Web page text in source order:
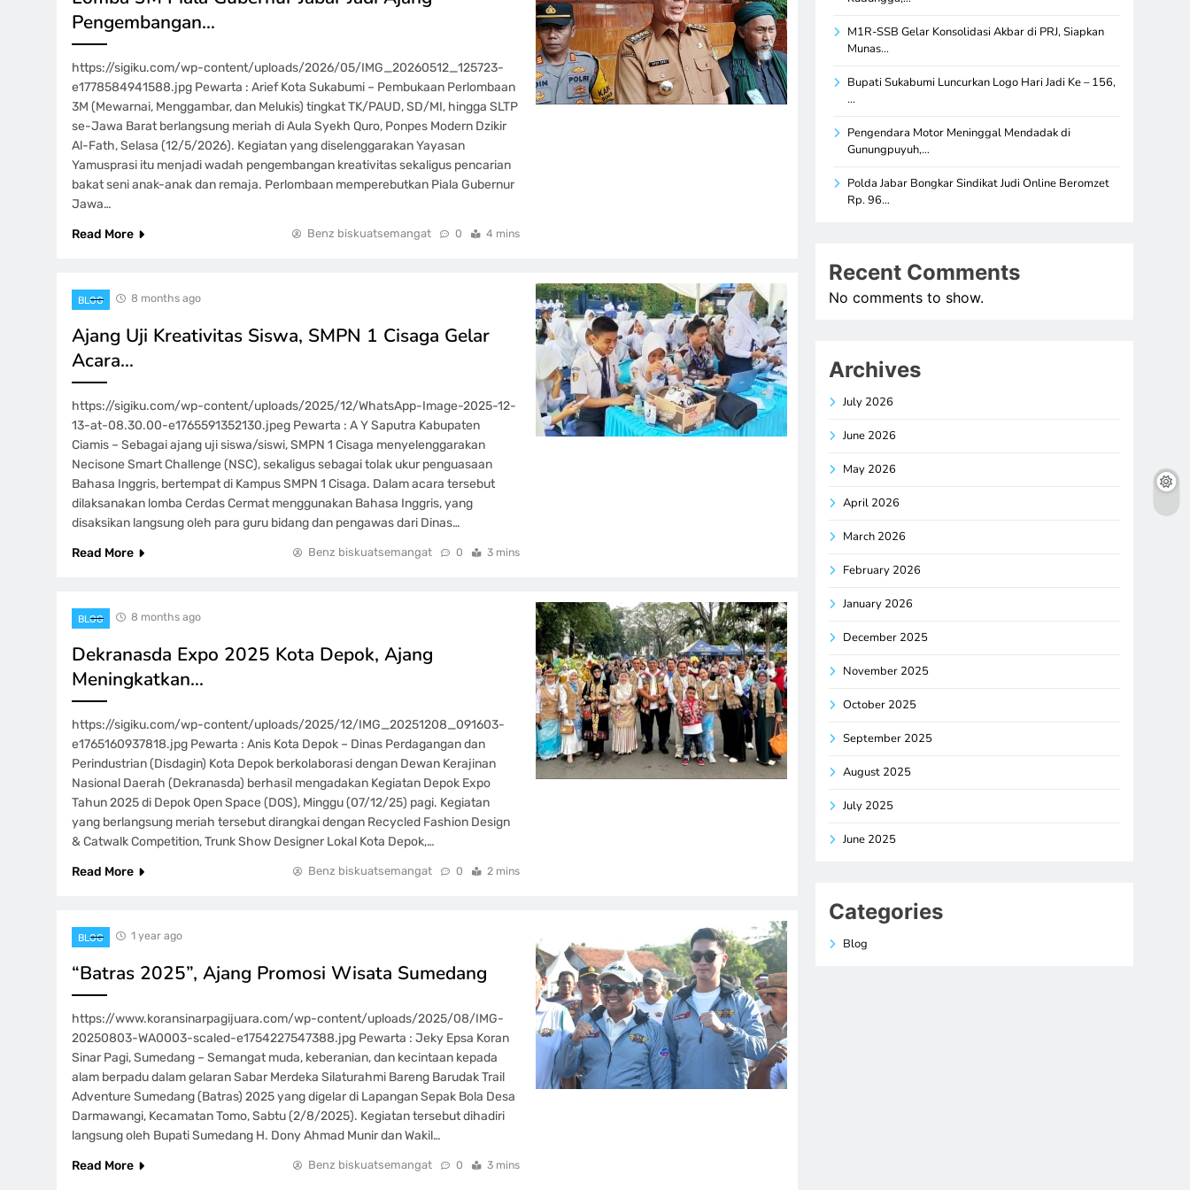
Pengembangan…
https://sigiku.com/wp-content/uploads/2026/05/IMG_20260512_125723-
e1778584941588.jpg Pewarta : Arief Kota Sukabumi – Pembukaan Perlombaan
3M (Mewarnai, Menggambar, dan Melukis) tingkat TK/PAUD, SD/MI, hingga SLTP
se-Jawa Barat berlangsung meriah di Aula Syekh Quro, Ponpes Modern Dzikir
Al-Fath, Selasa (12/5/2026). Kegiatan yang diselenggarakan Yayasan
Yamusprasi itu menjadi wadah pengembangan kreativitas sekaligus pencarian
bakat seni anak-anak dan remaja. Perlombaan memperebutkan Piala Gubernur
Jawa…
Read More
Benz biskuatsemangat 0 4 mins
BLOG 8 months ago
Ajang Uji Kreativitas Siswa, SMPN 1 Cisaga Gelar
Acara…
https://sigiku.com/wp-content/uploads/2025/12/WhatsApp-Image-2025-12-
13-at-08.30.00-e1765591352130.jpeg Pewarta : A Y Saputra Kabupaten
Ciamis – Sebagai ajang uji siswa/siswi, SMPN 1 Cisaga menyelenggarakan
Necisone Smart Challenge (NSC), sekaligus sebagai tolak ukur penguasaan
Bahasa Inggris, bertempat di Kampus SMPN 1 Cisaga. Dalam acara tersebut
dilaksanakan lomba Cerdas Cermat menggunakan Bahasa Inggris, yang
disaksikan langsung oleh para guru bidang dan pengawas dari Dinas…
Read More
Benz biskuatsemangat 0 3 mins
BLOG 8 months ago
Dekranasda Expo 2025 Kota Depok, Ajang
Meningkatkan…
https://sigiku.com/wp-content/uploads/2025/12/IMG_20251208_091603-
e1765160937818.jpg Pewarta : Anis Kota Depok – Dinas Perdagangan dan
Perindustrian (Disdagin) Kota Depok berkolaborasi dengan Dewan Kerajinan
Nasional Daerah (Dekranasda) berhasil mengadakan Kegiatan Depok Expo
Tahun 2025 di Depok Open Space (DOS), Minggu (07/12/25) pagi. Kegiatan
yang berlangsung meriah tersebut dirangkai dengan Recycled Fashion Design
& Catwalk Competition, Trunk Show Designer Lokal Kota Depok,…
Read More
Benz biskuatsemangat 0 2 mins
BLOG 1 year ago
“Batras 2025”, Ajang Promosi Wisata Sumedang
https://www.koransinarpagijuara.com/wp-content/uploads/2025/08/IMG-
20250803-WA0003-scaled-e1754227547388.jpg Pewarta : Jeky Epsa Koran
Sinar Pagi, Sumedang – Semangat muda, keberanian, dan kecintaan kepada
alam berpadu dalam gelaran Sabar Merdeka Silaturahmi Bareng Barudak Trail
Adventure Sumedang (Batras) 2025 yang digelar di Lapangan Sepak Bola Desa
Darmawangi, Kecamatan Tomo, Sabtu (2/8/2025). Kegiatan tersebut dihadiri
langsung oleh Bupati Sumedang H. Dony Ahmad Munir dan Wakil…
Read More
Benz biskuatsemangat 0 3 mins
M1R-SSB Gelar Konsolidasi Akbar di PRJ, Siapkan
Munas…
Bupati Sukabumi Luncurkan Logo Hari Jadi Ke – 156,
…
Pengendara Motor Meninggal Mendadak di
Gunungpuyuh,…
Polda Jabar Bongkar Sindikat Judi Online Beromzet
Rp. 96…
Recent Comments
No comments to show.
Archives
July 2026
June 2026
May 2026
April 2026
March 2026
February 2026
January 2026
December 2025
November 2025
October 2025
September 2025
August 2025
July 2025
June 2025
Categories
Blog